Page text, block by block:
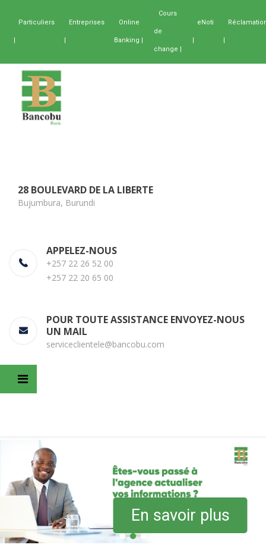
Particuliers
|
Entreprises
|
Online
Banking |
Cours
de
change |
eNoti
| |
28 BOULEVARD DE LA LIBERTE
Bujumbura, Burundi
APPELEZ-NOUS
+257 22 26 52 00
+257 22 20 65 00
POUR TOUTE ASSISTANCE ENVOYEZ-NOUS
UN MAIL
serviceclientele@bancobu.com
En savoir plus